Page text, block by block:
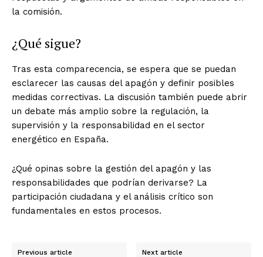
la comisión.
¿Qué sigue?
Tras esta comparecencia, se espera que se puedan
esclarecer las causas del apagón y definir posibles
medidas correctivas. La discusión también puede abrir
un debate más amplio sobre la regulación, la
supervisión y la responsabilidad en el sector
energético en España.
¿Qué opinas sobre la gestión del apagón y las
responsabilidades que podrían derivarse? La
participación ciudadana y el análisis crítico son
fundamentales en estos procesos.
Previous article Next article